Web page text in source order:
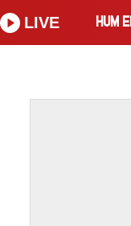
HUM
LIVE